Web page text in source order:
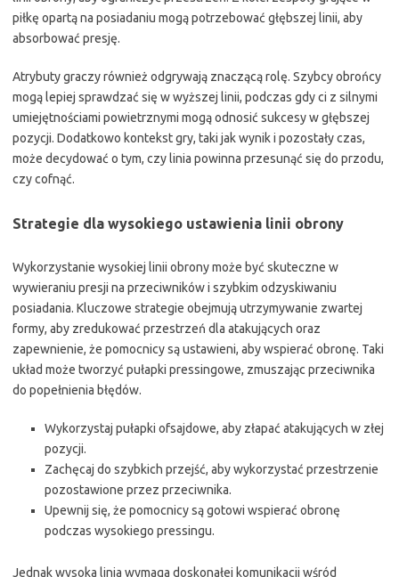
piłkę opartą na posiadaniu mogą potrzebować głębszej linii, aby
absorbować presję.
Atrybuty graczy również odgrywają znaczącą rolę. Szybcy obrońcy
mogą lepiej sprawdzać się w wyższej linii, podczas gdy ci z silnymi
umiejętnościami powietrznymi mogą odnosić sukcesy w głębszej
pozycji. Dodatkowo kontekst gry, taki jak wynik i pozostały czas,
może decydować o tym, czy linia powinna przesunąć się do przodu,
czy cofnąć.
Strategie dla wysokiego ustawienia linii obrony
Wykorzystanie wysokiej linii obrony może być skuteczne w
wywieraniu presji na przeciwników i szybkim odzyskiwaniu
posiadania. Kluczowe strategie obejmują utrzymywanie zwartej
formy, aby zredukować przestrzeń dla atakujących oraz
zapewnienie, że pomocnicy są ustawieni, aby wspierać obronę. Taki
układ może tworzyć pułapki pressingowe, zmuszając przeciwnika
do popełnienia błędów.
Wykorzystaj pułapki ofsajdowe, aby złapać atakujących w złej
pozycji.
Zachęcaj do szybkich przejść, aby wykorzystać przestrzenie
pozostawione przez przeciwnika.
Upewnij się, że pomocnicy są gotowi wspierać obronę
podczas wysokiego pressingu.
Jednak wysoka linia wymaga doskonałej komunikacji wśród